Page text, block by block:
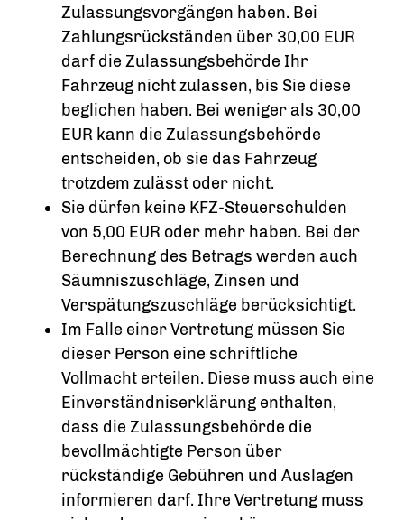
Zulassungsvorgängen haben. Bei
Zahlungsrückständen über 30,00 EUR
darf die Zulassungsbehörde Ihr
Fahrzeug nicht zulassen, bis Sie diese
beglichen haben. Bei weniger als 30,00
EUR kann die Zulassungsbehörde
entscheiden, ob sie das Fahrzeug
trotzdem zulässt oder nicht.
Sie dürfen keine KFZ-Steuerschulden
von 5,00 EUR oder mehr haben. Bei der
Berechnung des Betrags werden auch
Säumniszuschläge, Zinsen und
Verspätungszuschläge berücksichtigt.
Im Falle einer Vertretung müssen Sie
dieser Person eine schriftliche
Vollmacht erteilen. Diese muss auch eine
Einverständniserklärung enthalten,
dass die Zulassungsbehörde die
bevollmächtigte Person über
rückständige Gebühren und Auslagen
informieren darf. Ihre Vertretung muss